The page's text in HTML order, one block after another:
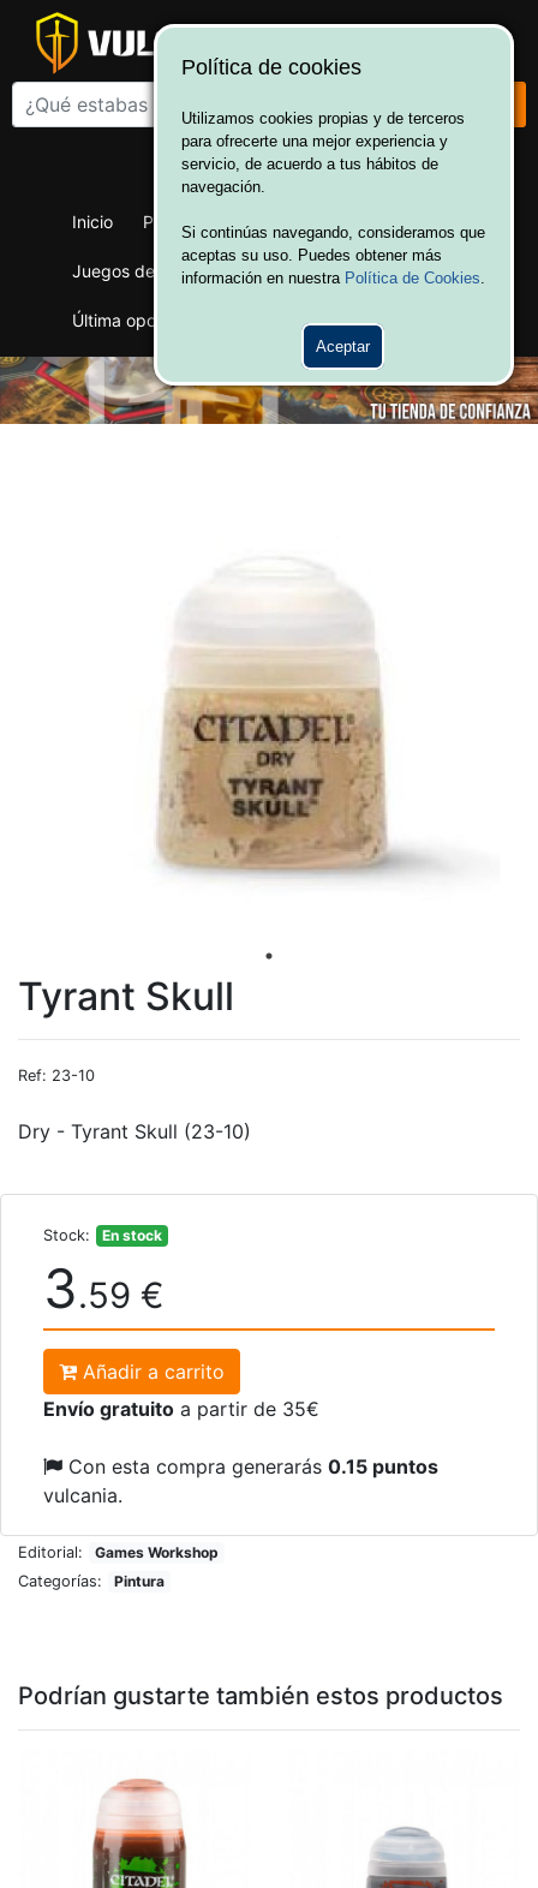
¡Bienvenido a Vulcania!
Inicio Productos Juegos de mesa
Juegos de cartas Merchandising Ofertas
Última oportunidad Wargames
Tyrant Skull
Ref: 23-10
Dry - Tyrant Skull (23-10)
Stock: En stock
3.59 €
Añadir a carrito
Envío gratuito a partir de 35€
Con esta compra generarás 0.15 puntos
vulcania.
Editorial:
Games Workshop
Categorías:
Pintura
Podrían gustarte también estos productos
Política de cookies
Utilizamos cookies propias y de terceros
para ofrecerte una mejor experiencia y
servicio, de acuerdo a tus hábitos de
navegación.
Si continúas navegando, consideramos que
aceptas su uso. Puedes obtener más
información en nuestra Política de Cookies.
Aceptar